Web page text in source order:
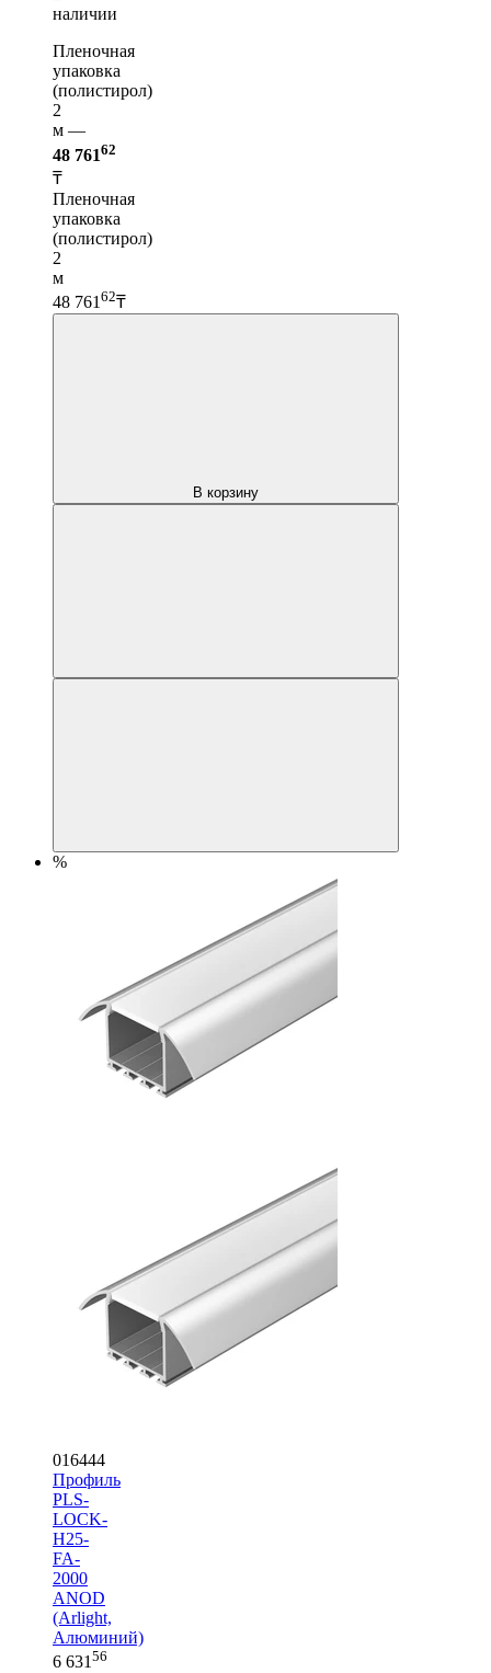
наличии
Пленочная
упаковка
(полистирол)
2
м —
48 76162
₸
Пленочная
упаковка
(полистирол)
2
м
48 761 62₸
В корзину
%
016444
Профиль
PLS-
LOCK-
H25-
FA-
2000
ANOD
(Arlight,
Алюминий)
6 631 56